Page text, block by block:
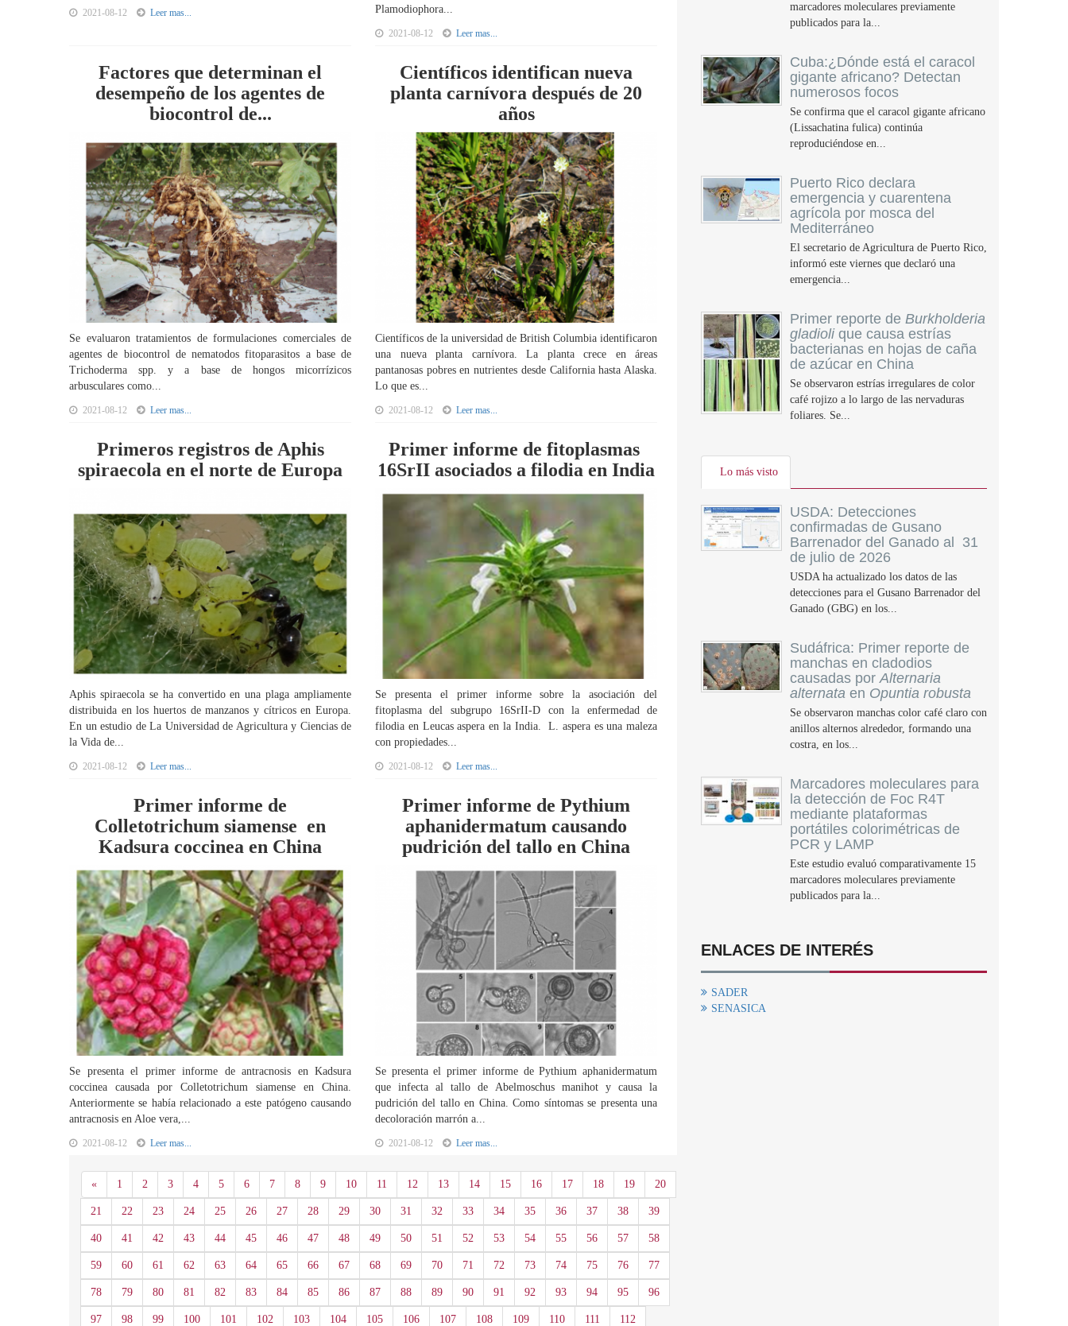
2021-08-12 Leer mas...
Plamodiophora...
2021-08-12 Leer mas...
Factores que determinan el
desempeño de los agentes de
biocontrol de...
Se evaluaron tratamientos de formulaciones comerciales de
agentes de biocontrol de nematodos fitoparasitos a base de
Trichoderma spp. y a base de hongos micorrízicos
arbusculares como...
2021-08-12 Leer mas...
Científicos identifican nueva
planta carnívora después de 20
años
Científicos de la universidad de British Columbia identificaron
una nueva planta carnívora. La planta crece en áreas
pantanosas pobres en nutrientes desde California hasta Alaska.
Lo que es...
2021-08-12 Leer mas...
Primeros registros de Aphis
spiraecola en el norte de Europa
Aphis spiraecola se ha convertido en una plaga ampliamente
distribuida en los huertos de manzanos y cítricos en Europa.
En un estudio de La Universidad de Agricultura y Ciencias de
la Vida de...
2021-08-12 Leer mas...
Primer informe de fitoplasmas
16SrII asociados a filodia en India
Se presenta el primer informe sobre la asociación del
fitoplasma del subgrupo 16SrII-D con la enfermedad de
filodia en Leucas aspera en la India. L. aspera es una maleza
con propiedades...
2021-08-12 Leer mas...
Primer informe de
Colletotrichum siamense en
Kadsura coccinea en China
Se presenta el primer informe de antracnosis en Kadsura
coccinea causada por Colletotrichum siamense en China.
Anteriormente se había relacionado a este patógeno causando
antracnosis en Aloe vera,...
2021-08-12 Leer mas...
Primer informe de Pythium
aphanidermatum causando
pudrición del tallo en China
Se presenta el primer informe de Pythium aphanidermatum
que infecta al tallo de Abelmoschus manihot y causa la
pudrición del tallo en China. Como síntomas se presenta una
decoloración marrón a...
2021-08-12 Leer mas...
«Anterior
1 2 3 4 5 6 7 8 9 10 11 12 13 14 15 16 17 18 19 20
21 22 23 24 25 26 27 28 29 30 31 32 33 34 35 36 37 38 39
40 41 42 43 44 45 46 47 48 49 50 51 52 53 54 55 56 57 58
59 60 61 62 63 64 65 66 67 68 69 70 71 72 73 74 75 76 77
78 79 80 81 82 83 84 85 86 87 88 89 90 91 92 93 94 95 96
97 98 99 100 101 102 103 104 105 106 107 108 109 110 111 112
marcadores moleculares previamente
publicados para la...
Cuba:¿Dónde está el caracol
gigante africano? Detectan
numerosos focos
Se confirma que el caracol gigante africano
(Lissachatina fulica) continúa
reproduciéndose en...
Puerto Rico declara
emergencia y cuarentena
agrícola por mosca del
Mediterráneo
El secretario de Agricultura de Puerto Rico,
informó este viernes que declaró una
emergencia...
Primer reporte de Burkholderia
gladiolique causa estrías
bacterianas en hojas de caña
de azúcar en China
Se observaron estrías irregulares de color
café rojizo a lo largo de las nervaduras
foliares. Se...
Lo más visto
USDA: Detecciones
confirmadas de Gusano
Barrenador del Ganado al 31
de julio de 2026
USDA ha actualizado los datos de las
detecciones para el Gusano Barrenador del
Ganado (GBG) en los...
Sudáfrica: Primer reporte de
manchas en cladodios
causadas porAlternaria
alternata en Opuntia robusta
Se observaron manchas color café claro con
anillos alternos alrededor, formando una
costra, en los...
Marcadores moleculares para
la detección de Foc R4T
mediante plataformas
portátiles colorimétricas de
PCR y LAMP
Este estudio evaluó comparativamente 15
marcadores moleculares previamente
publicados para la...
ENLACES DE INTERÉS
SADER
SENASICA